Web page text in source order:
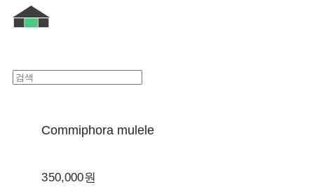
Commiphora mulele
350,000원